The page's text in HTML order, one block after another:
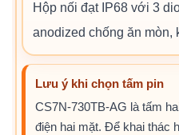
Hộp nối đạt IP68 với 3
anodized chống ăn mòn,
Lưu ý khi chọn tấm pin
CS7N-730TB-AG là tấm
điện hai mặt. Để khai thác